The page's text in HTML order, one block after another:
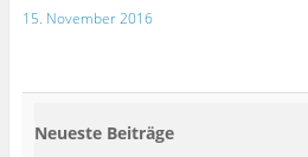
15. November 2016
Neueste Beiträge